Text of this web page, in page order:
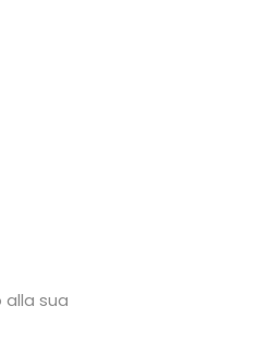
alla sua